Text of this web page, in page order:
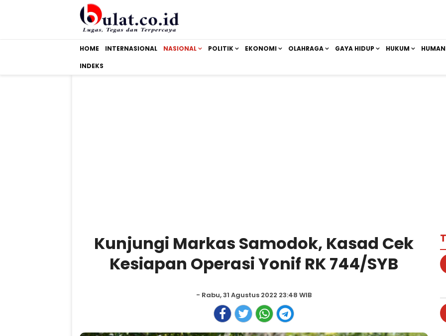
HOME INTERNASIONAL NASIONAL POLITIK EKONOMI OLAHRAGA GAYA HIDUP HUKUM
INDEKS
Kunjungi Markas Samodok, Kasad Cek
Kesiapan Operasi Yonif RK 744/SYB
- Rabu, 31 Agustus 2022 23:48 WIB